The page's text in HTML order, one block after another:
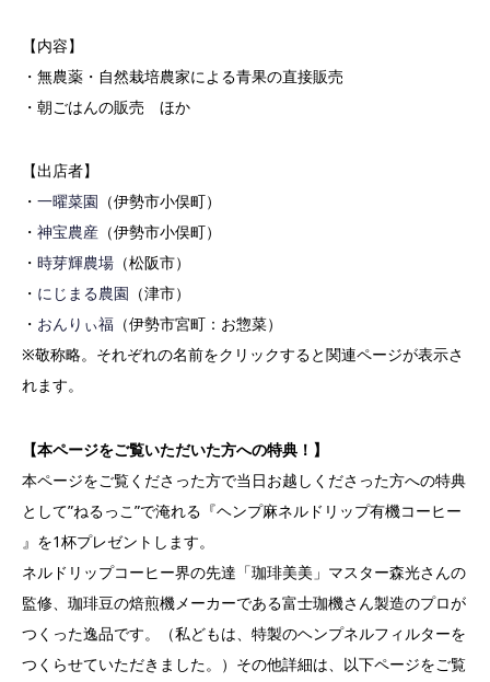
【内容】
・無農薬・自然栽培農家による青果の直接販売
・朝ごはんの販売 ほか
【出店者】
・ 一曜菜園 （伊勢市小俣町）
・ 神宝農産 （伊勢市小俣町）
・ 時芽輝農場 （松阪市）
・ にじまる農園 （津市）
・ おんりぃ福 （伊勢市宮町：お惣菜）
※敬称略。それぞれの名前をクリックすると関連ページが表示さ
れます。
【本ページをご覧いただいた方への特典！】
本ページをご覧くださった方で当日お越しくださった方への特典
として”ねるっこ”で淹れる『ヘンプ麻ネルドリップ有機コーヒー
』を1杯プレゼントします。
ネルドリップコーヒー界の先達「珈琲美美」マスター森光さんの
監修、珈琲豆の焙煎機メーカーである富士珈機さん製造のプロが
つくった逸品です。（私どもは、特製のヘンプネルフィルターを
つくらせていただきました。）その他詳細は、以下ページをご覧